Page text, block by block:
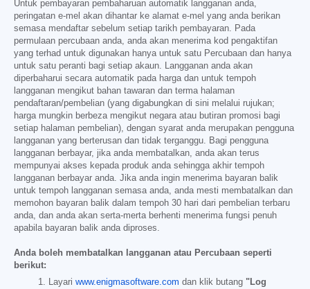
Untuk pembayaran pembaharuan automatik langganan anda,
peringatan e-mel akan dihantar ke alamat e-mel yang anda berikan
semasa mendaftar sebelum setiap tarikh pembayaran. Pada
permulaan percubaan anda, anda akan menerima kod pengaktifan
yang terhad untuk digunakan hanya untuk satu Percubaan dan hanya
untuk satu peranti bagi setiap akaun. Langganan anda akan
diperbaharui secara automatik pada harga dan untuk tempoh
langganan mengikut bahan tawaran dan terma halaman
pendaftaran/pembelian (yang digabungkan di sini melalui rujukan;
harga mungkin berbeza mengikut negara atau butiran promosi bagi
setiap halaman pembelian), dengan syarat anda merupakan pengguna
langganan yang berterusan dan tidak terganggu. Bagi pengguna
langganan berbayar, jika anda membatalkan, anda akan terus
mempunyai akses kepada produk anda sehingga akhir tempoh
langganan berbayar anda. Jika anda ingin menerima bayaran balik
untuk tempoh langganan semasa anda, anda mesti membatalkan dan
memohon bayaran balik dalam tempoh 30 hari dari pembelian terbaru
anda, dan anda akan serta-merta berhenti menerima fungsi penuh
apabila bayaran balik anda diproses.
Anda boleh membatalkan langganan atau Percubaan seperti
berikut:
Layari www.enigmasoftware.com dan klik butang "Log